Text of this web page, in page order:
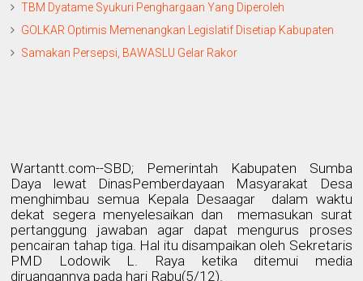
TBM Dyatame Syukuri Penghargaan Yang Diperoleh
GOLKAR Optimis Memenangkan Legislatif Disetiap Kabupaten
Samakan Persepsi, BAWASLU Gelar Rakor
Wartantt.com--SBD; Pemerintah Kabupaten Sumba
Daya lewat DinasPemberdayaan Masyarakat Desa
menghimbau semua Kepala Desaagar
dalam waktu
dekat segera menyelesaikan dan
memasukan surat
pertanggung jawaban agar dapat mengurus proses
pencairan tahap tiga. Hal itu disampaikan oleh Sekretaris
PMD Lodowik L. Raya ketika ditemui media
diruangannya pada hari Rabu(5/12).